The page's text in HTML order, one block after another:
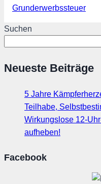
Grunderwerbssteuer
Suchen
Neueste Beiträge
5 Jahre
Teilhabe,
Wirkungslose 12-
aufheben!
Facebook